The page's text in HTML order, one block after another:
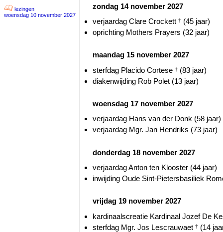
lezingen
woensdag 10 november 2027
zondag 14 november 2027
verjaardag Clare Crockett † (45 jaar)
oprichting Mothers Prayers (32 jaar)
maandag 15 november 2027
sterfdag Placido Cortese † (83 jaar)
diakenwijding Rob Polet (13 jaar)
woensdag 17 november 2027
verjaardag Hans van der Donk (58 jaar)
verjaardag Mgr. Jan Hendriks (73 jaar)
donderdag 18 november 2027
verjaardag Anton ten Klooster (44 jaar)
inwijding Oude Sint-Pietersbasiliek
vrijdag 19 november 2027
kardinaalscreatie Kardinaal Jozef De
sterfdag Mgr. Jos Lescrauwaet † (14